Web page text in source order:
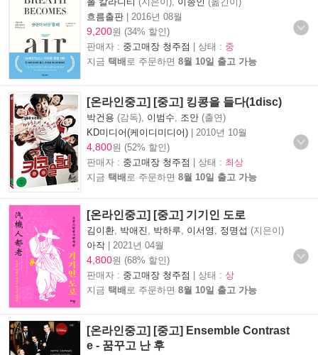
흐름출판
2016년 08월
9,200원 (34% 할인)
판매자 : 중고매장 청주점 | 상태 : 중
지금 택배 로 주문하면 8월 10일 출고 가능
[온라인중고] [중고] 킹콩을 들다(1disc)
박건용 (감독), 이범수, 조안 (출연)
KD미디어(케이디미디어)
2010년 10월
4,800원 (52% 할인)
판매자 : 중고매장 청주점 | 상태 : 최상
지금 택배 로 주문하면 8월 10일 출고 가능
[온라인중고] [중고] 기기인 도로
김이환, 박애진 , 박하루, 이서영 , 정명섭 (지은이)
아작
2021년 04월
4,800원 (68% 할인)
판매자 : 중고매장 청주점 | 상태 : 상
지금 택배 로 주문하면 8월 10일 출고 가능
[온라인중고] [중고] Ensemble Contrast
e - 꿈꾸고 난 후